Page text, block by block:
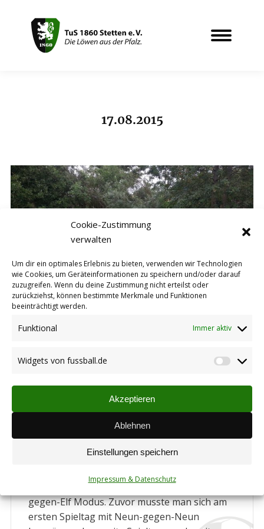
Cookie-Zustimmung
verwalten
Um dir ein optimales Erlebnis zu bieten, verwenden wir Technologien
wie Cookies, um Geräteinformationen zu speichern und/oder darauf
zuzugreifen. Wenn du deine Zustimmung nicht erteilst oder
zurückziehst, können bestimmte Merkmale und Funktionen
beeinträchtigt werden.
Funktional Immer aktiv
Widgets von fussball.de
Akzeptieren
Ablehnen
Einstellungen speichern
Impressum & Datenschutz
17.08.2015
Auswärts in Münchweiler: Erste
Spielberichte Aktive
Johannes Henrich 17.08.2015
Am gestrigen Sonntag gastierten die beiden
aktiven Mannschaften des TuS Stetten beim
Saison zum ersten Mal im gewohnten Elf-
gegen-Elf Modus. Zuvor musste man sich am
ersten Spieltag mit Neun-gegen-Neun